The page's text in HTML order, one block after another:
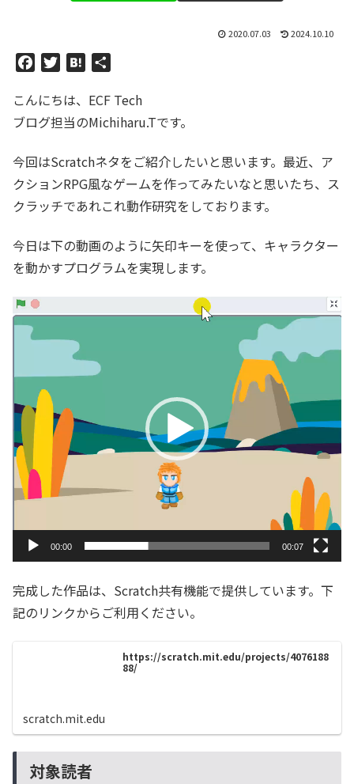
2020.07.03 2024.10.10
c
e
o
k
i
t
e
r
t
e
a
こんにちは、ECF Tech
ブログ担当のMichiharu.Tです。
今回はScratchネタをご紹介したいと思います。最近、ア
クションRPG風なゲームを作ってみたいなと思いたち、ス
クラッチであれこれ動作研究をしております。
今日は下の動画のように矢印キーを使って、キャラクター
を動かすプログラムを実現します。
動
画
レ
ヤ
ー
00:00 00:07
完成した作品は、Scratch共有機能で提供しています。下
記のリンクからご利用ください。
https://scratch.mit.edu/projects/4076188
88/
scratch.mit.edu
対象読者